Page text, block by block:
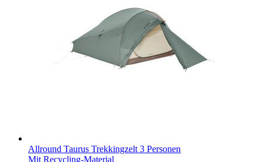
Allround Taurus Trekkingzelt 3 Personen
Mit Recycling-Material